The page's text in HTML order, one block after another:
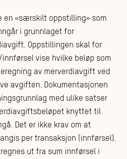
en «særskilt oppstilling» som
i grunnlaget for
Oppstillingen skal for
vise hvilke beløp som
av merverdiavgift ved
avgiften. Dokumentasjonen
med ulike satser
knyttet til
Det er ikke krav om at
per transaksjon (innførsel).
ut fra sum innførsel i